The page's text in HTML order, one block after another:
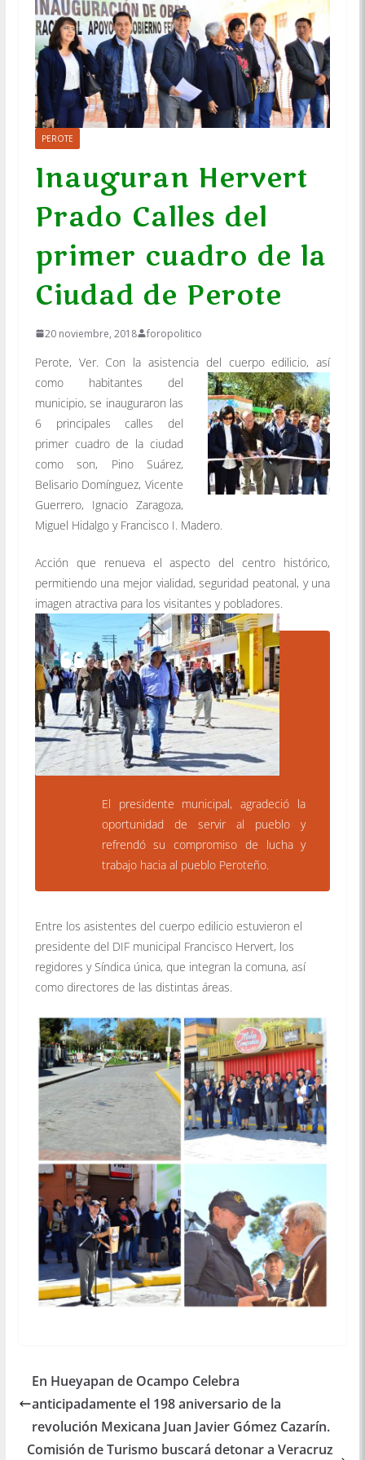
PEROTE
Inauguran Hervert
Prado Calles del
primer cuadro de la
Ciudad de Perote
20 noviembre, 2018 foropolitico
Perote, Ver. Con la asistencia del cuerpoedilicio, así
como habitantes del
municipio, se inauguraron las
6 principales calles del
primer cuadro de la ciudad
como son, Pino Suárez,
Belisario Domínguez, Vicente
Guerrero, Ignacio Zaragoza,
Miguel Hidalgo y Francisco I. Madero.
Acción que renueva el aspecto del centro histórico,
permitiendo una mejor vialidad, seguridad peatonal, y una
imagen atractiva para los visitantes y pobladores.
El presidente municipal, agradeció la
oportunidad de servir al pueblo y
refrendó su compromiso de lucha y
trabajo hacia al pueblo Peroteño.
Entre los asistentes del cuerpo edilicio estuvieron el
presidente del DIF municipal Francisco Hervert, los
regidores y Síndica única, que integran la comuna, así
como directores de las distintas áreas.
En Hueyapan de Ocampo Celebra
anticipadamente el 198 aniversario de la
revolución Mexicana Juan Javier Gómez Cazarín.
Comisión de Turismo buscará detonar a Veracruz